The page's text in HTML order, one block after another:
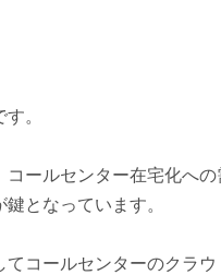
。
ールセンター在宅化への
となっています。
コールセンターのクラウ